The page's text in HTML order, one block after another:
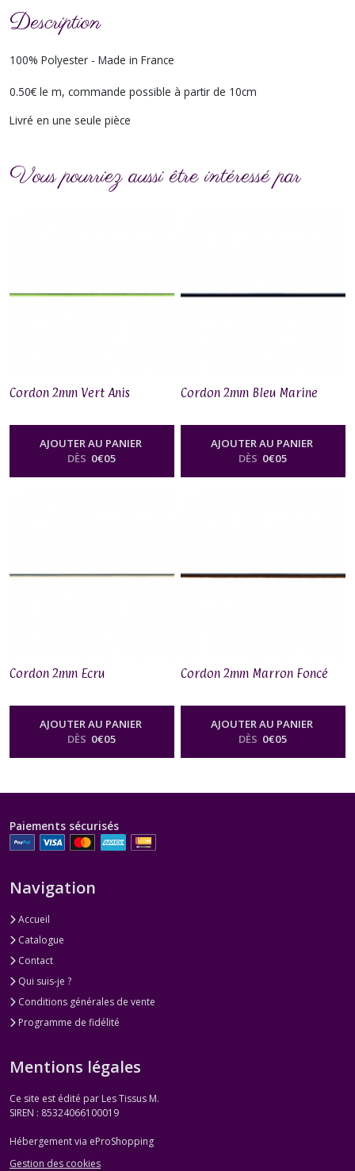
Description
100% Polyester - Made in France
0.50€ le m, commande possible à partir de 10cm
Livré en une seule pièce
Vous pourriez aussi être intéressé par
Cordon 2mm Vert Anis
AJOUTER AU PANIER
DÈS 0€05
Cordon 2mm Bleu Marine
AJOUTER AU PANIER
DÈS 0€05
Cordon 2mm Ecru
AJOUTER AU PANIER
DÈS 0€05
Cordon 2mm Marron Foncé
AJOUTER AU PANIER
DÈS 0€05
Paiements sécurisés
Navigation
Accueil
Catalogue
Contact
Qui suis-je ?
Conditions générales de vente
Programme de fidélité
Mentions légales
Ce site est édité par Les Tissus M.
SIREN : 85324066100019
Hébergement via eProShopping
Gestion des cookies